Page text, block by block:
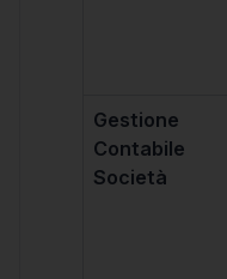
Gestione
Contabile
Società